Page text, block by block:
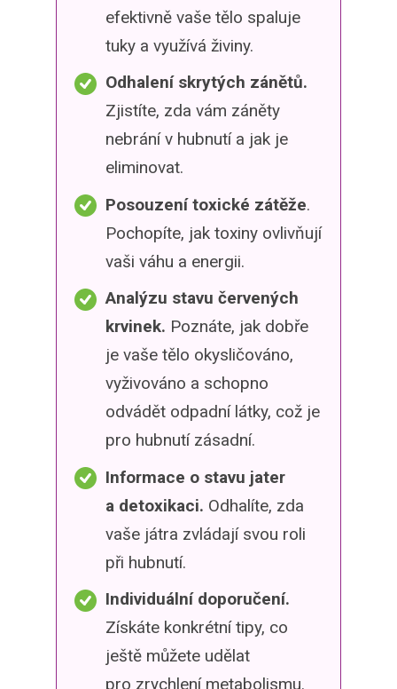
efektivně vaše tělo spaluje
tuky a využívá živiny.
Odhalení skrytých zánětů.
Zjistíte, zda vám záněty
nebrání v hubnutí a jak je
eliminovat.
Posouzení toxické zátěže.
Pochopíte, jak toxiny ovlivňují
vaši váhu a energii.
Analýzu stavu červených
krvinek. Poznáte, jak dobře
je vaše tělo okysličováno,
vyživováno a schopno
odvádět odpadní látky, což je
pro hubnutí zásadní.
Informace o stavu jater
a detoxikaci. Odhalíte, zda
vaše játra zvládají svou roli
při hubnutí.
Individuální doporučení.
Získáte konkrétní tipy, co
ještě můžete udělat
pro zrychlení metabolismu.